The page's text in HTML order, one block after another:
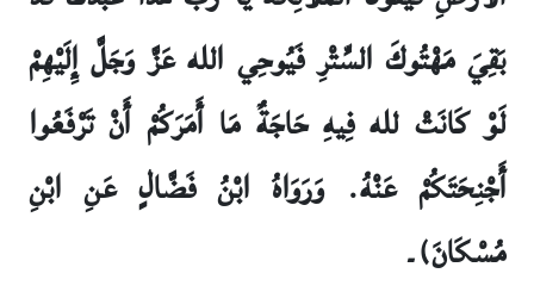
بَقِيَ مَهْتُوكَ السِّتْرِ فَيُوحِي الله عَزَّ وَجَلَّ إِلَيْهِمْ
لَوْ كَانَتْ لله فِيهِ حَاجَةٌ مَا أَمَرَكُمْ أَنْ تَرْفَعُوا
أَجْنِحَتَكُمْ عَنْهُ. وَرَوَاهُ ابْنُ فَضَّالٍ عَنِ ابْنِ
مُسْكَانَ)۔